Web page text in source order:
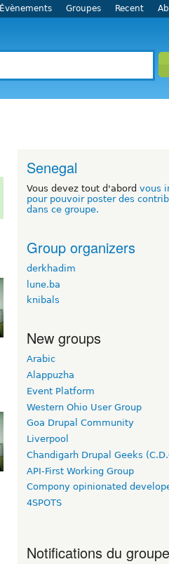
Évènements Groupes Recent
Senegal
Vous devez tout d'abord vous
pour pouvoir poster des
dans ce groupe.
Group organizers
derkhadim
lune.ba
knibals
New groups
Arabic
Alappuzha
Event Platform
Western Ohio User Group
Goa Drupal Community
Liverpool
Chandigarh Drupal Geeks
API-First Working Group
Compony opinionated
4SPOTS
Notifications du groupe